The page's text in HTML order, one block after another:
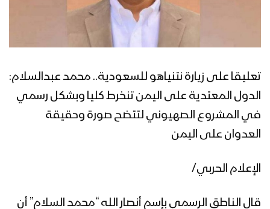
تعليقا على زيارة نتنياهو للسعودية.. محمد عبدالسلام:
الدول المعتدية على اليمن تنخرط كليا وبشكل رسمي
في المشروع الصهيوني لتتضح صورة وحقيقة
العدوان على اليمن
الإعلام الحربي/
قال الناطق الرسمي بإسم أنصار الله “محمد السلام” أن